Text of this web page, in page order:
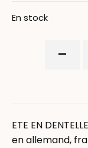
En stock
-
ETE EN
en allemand,